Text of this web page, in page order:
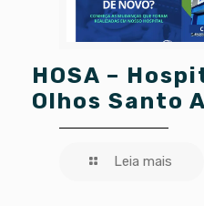
HOSA –
Olhos Santo
Leia mais